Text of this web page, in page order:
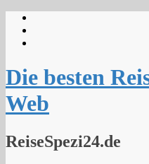
Skip
content
Die besten
Web
ReiseSpezi24.de